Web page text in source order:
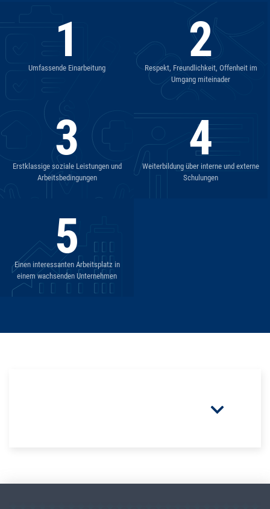
1
Umfassende Einarbeitung 2
Respekt, Freundlichkeit, Offenheit im
Umgang miteinader
3
Erstklassige soziale Leistungen und
Arbeitsbedingungen
4
Weiterbildung über interne und externe
Schulungen
5
Einen interessanten Arbeitsplatz in
einem wachsenden Unternehmen